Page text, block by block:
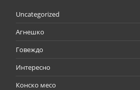
Uncategorized
Агнешко
Говеждо
Интересно
Конско месо